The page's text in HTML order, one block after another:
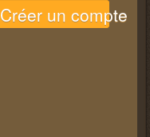
Créer un compte